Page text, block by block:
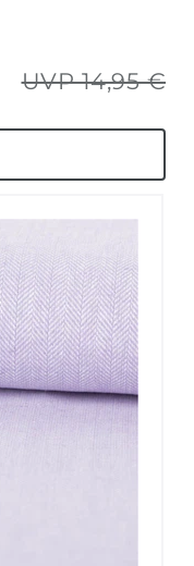
UVP 14,95 €